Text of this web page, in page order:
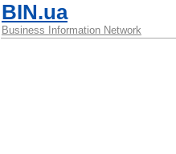
BIN.ua
Business Information Network